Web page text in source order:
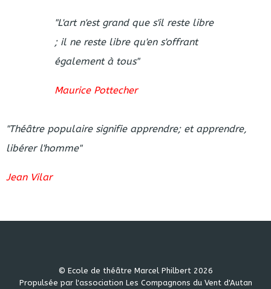
"L'art n'est grand que s'il reste libre
; il ne reste libre qu'en s'offrant
également à tous"
Maurice Pottecher
"Théâtre populaire signifie apprendre; et apprendre,
libérer l'homme"
Jean Vilar
© Ecole de théâtre Marcel Philbert 2026
Propulsée par l'association Les Compagnons du Vent d'Autan